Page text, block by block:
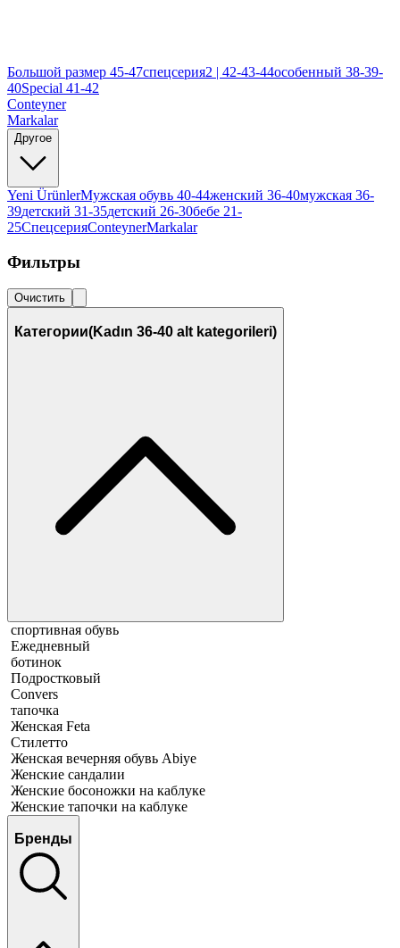
Большой размер 45-47спецсерия2 | 42-43-44особенный 38-39-
40Special 41-42
Conteyner
Markalar
Другое
Yeni ÜrünlerМужская обувь 40-44женский 36-40мужская 36-
39детский 31-35детский 26-30бебе 21-
25СпецсерияConteynerMarkalar
Фильтры
Очистить
Категории(Kadın 36-40 alt kategorileri)
спортивная обувь
Ежедневный
ботинок
Подростковый
Convers
тапочка
Женская Feta
Стилетто
Женская вечерняя обувь Abiye
Женские сандалии
Женские босоножки на каблуке
Женские тапочки на каблуке
Бренды